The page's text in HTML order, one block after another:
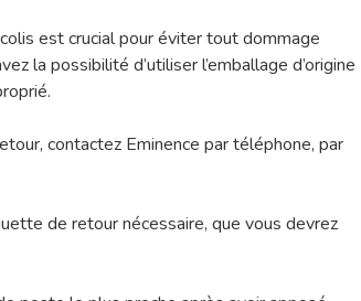
est crucial pour éviter tout dommage
la possibilité d’utiliser l’emballage d’origine
contactez Eminence par téléphone, par
de retour nécessaire, que vous devrez